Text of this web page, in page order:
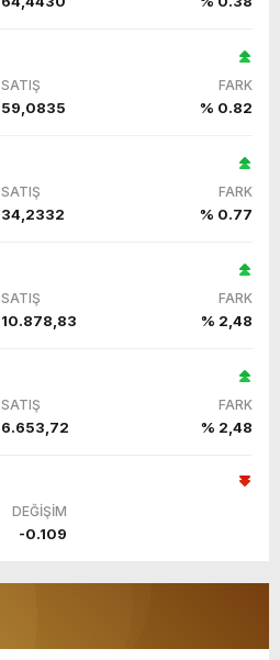
SATIŞ FARK
59,0835 % 0.82
SATIŞ FARK
34,2332 % 0.77
SATIŞ FARK
10.878,83 % 2,48
SATIŞ FARK
6.653,72 % 2,48
DEĞİŞİM
-0.109